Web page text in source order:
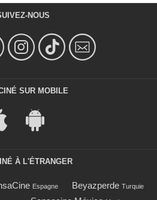
NOUS
SUR MOBILE
À L'ÉTRANGER
Espagne Beyazperde Turquie